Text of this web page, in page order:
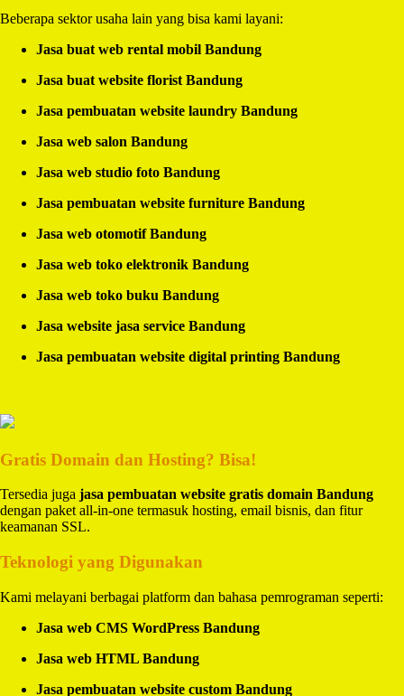
Beberapa sektor usaha lain yang bisa kami layani:
Jasa buat web rental mobil Bandung
Jasa buat website florist Bandung
Jasa pembuatan website laundry Bandung
Jasa web salon Bandung
Jasa web studio foto Bandung
Jasa pembuatan website furniture Bandung
Jasa web otomotif Bandung
Jasa web toko elektronik Bandung
Jasa web toko buku Bandung
Jasa website jasa service Bandung
Jasa pembuatan website digital printing Bandung
Gratis Domain dan Hosting? Bisa!
Tersedia juga jasa pembuatan website gratis domain Bandung
dengan paket all-in-one termasuk hosting, email bisnis, dan fitur
keamanan SSL.
Teknologi yang Digunakan
Kami melayani berbagai platform dan bahasa pemrograman seperti:
Jasa web CMS WordPress Bandung
Jasa web HTML Bandung
Jasa pembuatan website custom Bandung